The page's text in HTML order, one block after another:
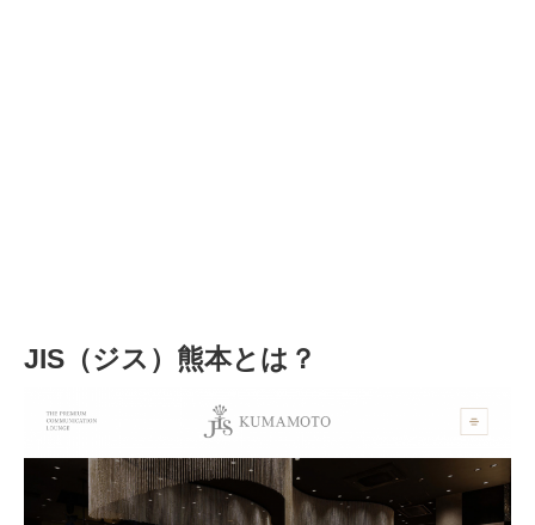
JIS（ジス）熊本とは？